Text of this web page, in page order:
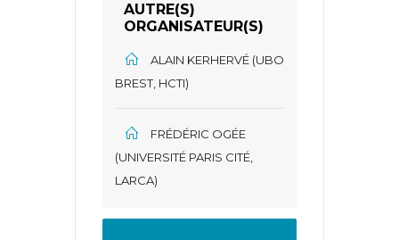
AUTRE(S)
ORGANISATEUR(S)
ALAIN KERHERVÉ (UBO
BREST, HCTI)
FRÉDÉRIC OGÉE
(UNIVERSITÉ PARIS CITÉ,
LARCA)